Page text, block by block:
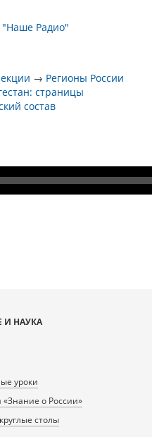
"Наше Радио"
→ Регионы России
страницы
состав
И НАУКА
уроки
о России»
столы